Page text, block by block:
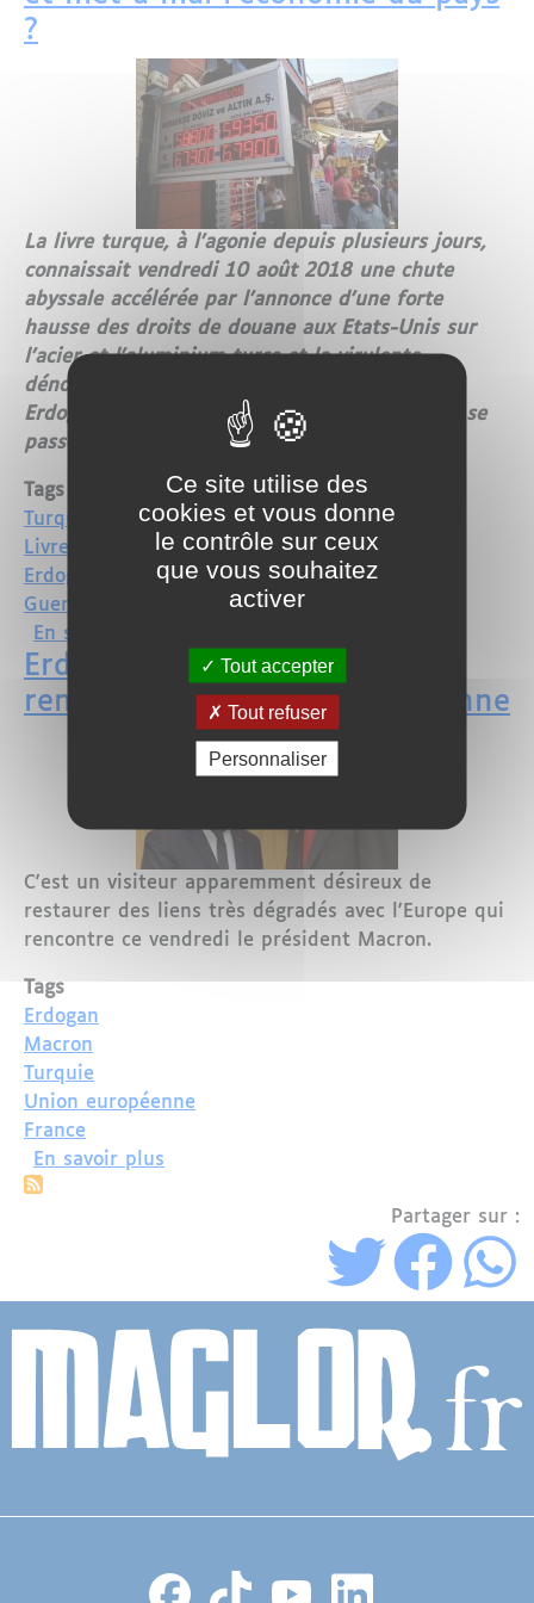
?
La livre turque, à l'agonie depuis plusieurs jours,
connaissait vendredi 10 août 2018 une chute
abyssale accélérée par l'annonce d'une forte
hausse des droits de douane aux Etats-Unis sur
l'acier et l'aluminium turcs et la virulente
dénonciation par le président Recep Tayyip
Erdogan d'une "guerre économique". Mais que se
passe-t-il en Turquie ?
Tags
Turquie
Livre turque
Erdogan
Guerre économique
En savoir plus
Erdogan chez Macron pour
renouer avec l'Union Européenne
C'est un visiteur apparemment désireux de
restaurer des liens très dégradés avec l'Europe qui
rencontre ce vendredi le président Macron.
Tags
Erdogan
Macron
Turquie
Union européenne
France
En savoir plus
Partager sur :
Ce site utilise des
cookies et vous donne
le contrôle sur ceux
que vous souhaitez
activer
Tout accepter
Tout refuser
Personnaliser